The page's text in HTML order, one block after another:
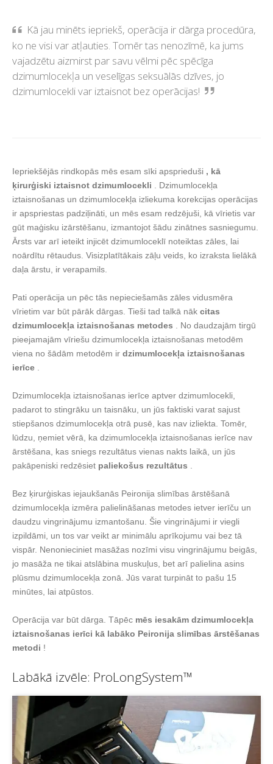
Kā jau minēts iepriekš, operācija ir dārga procedūra,
ko ne visi var atļauties. Tomēr tas nenozīmē, ka jums
vajadzētu aizmirst par savu vēlmi pēc spēcīga
dzimumlocekļa un veselīgas seksuālās dzīves, jo
dzimumlocekli var iztaisnot bez operācijas!
Iepriekšējās rindkopās mēs esam sīki apsprieduši , kā
ķirurģiski iztaisnot dzimumlocekli . Dzimumlocekļa
iztaisnošanas un dzimumlocekļa izliekuma korekcijas operācijas
ir apspriestas padziļināti, un mēs esam redzējuši, kā vīrietis var
gūt maģisku izārstēšanu, izmantojot šādu zinātnes sasniegumu.
Ārsts var arī ieteikt injicēt dzimumloceklī noteiktas zāles, lai
noārdītu rētaudus. Visizplatītākais zāļu veids, ko izraksta lielākā
daļa ārstu, ir verapamils.
Pati operācija un pēc tās nepieciešamās zāles vidusmēra
vīrietim var būt pārāk dārgas. Tieši tad talkā nāk citas
dzimumlocekļa iztaisnošanas metodes . No daudzajām tirgū
pieejamajām vīriešu dzimumlocekļa iztaisnošanas metodēm
viena no šādām metodēm ir dzimumlocekļa iztaisnošanas
ierīce
Dzimumlocekļa iztaisnošanas ierīce aptver dzimumlocekli,
padarot to stingrāku un taisnāku, un jūs faktiski varat sajust
stiepšanos dzimumlocekļa otrā pusē, kas nav izliekta. Tomēr,
lūdzu, ņemiet vērā, ka dzimumlocekļa iztaisnošanas ierīce nav
ārstēšana, kas sniegs rezultātus vienas nakts laikā, un jūs
pakāpeniski redzēsiet paliekošus rezultātus
Bez ķirurģiskas iejaukšanās Peironija slimības ārstēšanā
dzimumlocekļa izmēra palielināšanas metodes ietver ierīču un
daudzu vingrinājumu izmantošanu. Šie vingrinājumi ir viegli
izpildāmi, un tos var veikt ar minimālu aprīkojumu vai bez tā
vispār. Nenonieciniet masāžas nozīmi visu vingrinājumu beigās,
jo masāža ne tikai atslābina muskuļus, bet arī palielina asins
plūsmu dzimumlocekļa zonā. Jūs varat turpināt to pašu 15
minūtes, lai atpūstos.
Operācija var būt dārga. Tāpēc mēs iesakām dzimumlocekļa
iztaisnošanas ierīci kā labāko Peironija slimības ārstēšanas
metodi !
Labākā izvēle: ProLongSystem™